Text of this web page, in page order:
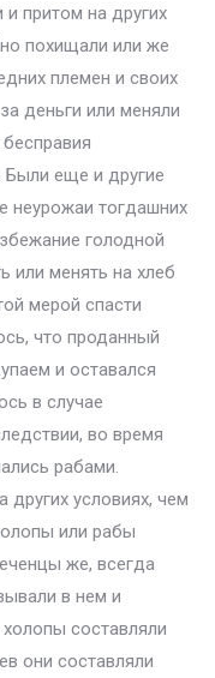
притом на других
похищали или же
племен и своих
деньги или меняли
Были еще и другие
неурожаи тогдашних
голодной
или менять на хлеб
мерой спасти
что проданный
и оставался
в случае
во время
рабами.
условиях, чем
или рабы
же, всегда
в нем и
составляли
они составляли